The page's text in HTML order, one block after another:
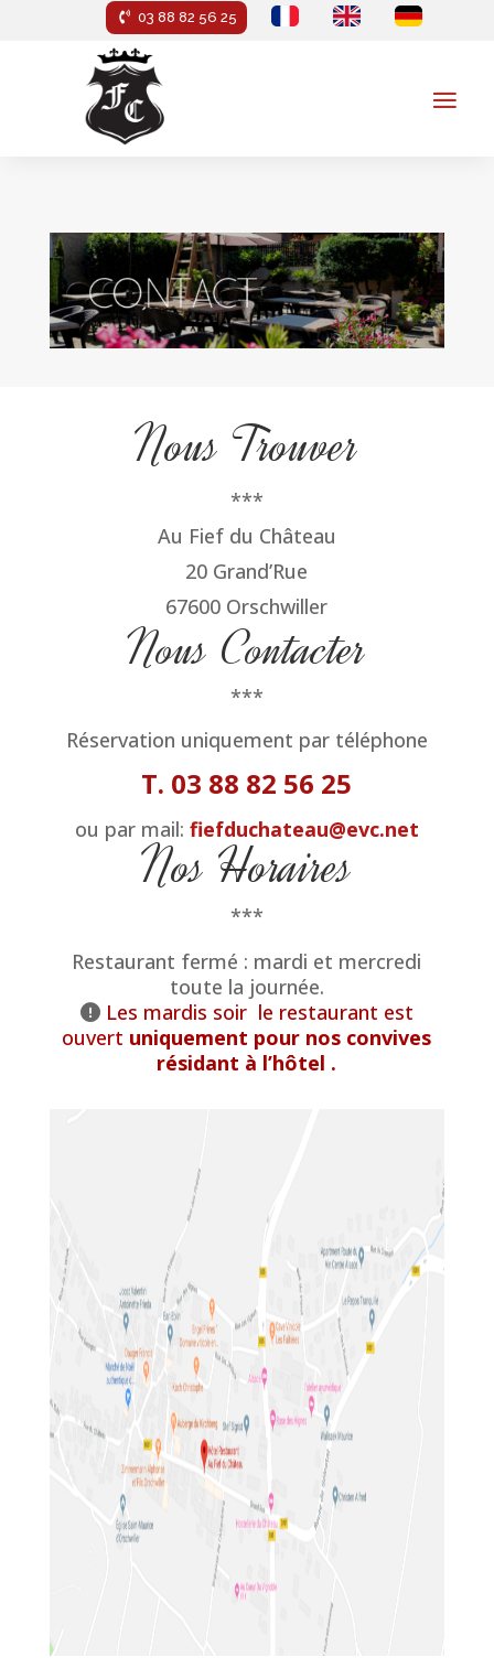
03 88 82 56 25
Nous Trouver
***
Au Fief du Château
20 Grand’Rue
67600 Orschwiller
Nous Contacter
***
Réservation uniquement par téléphone
T. 03 88 82 56 25
ou par mail: fiefduchateau@evc.net
Nos Horaires
***
Restaurant fermé : mardi et mercredi
toute la journée.
Les mardis soir le restaurant est
ouvert uniquement pour nos convives
résidant à l’hôtel .